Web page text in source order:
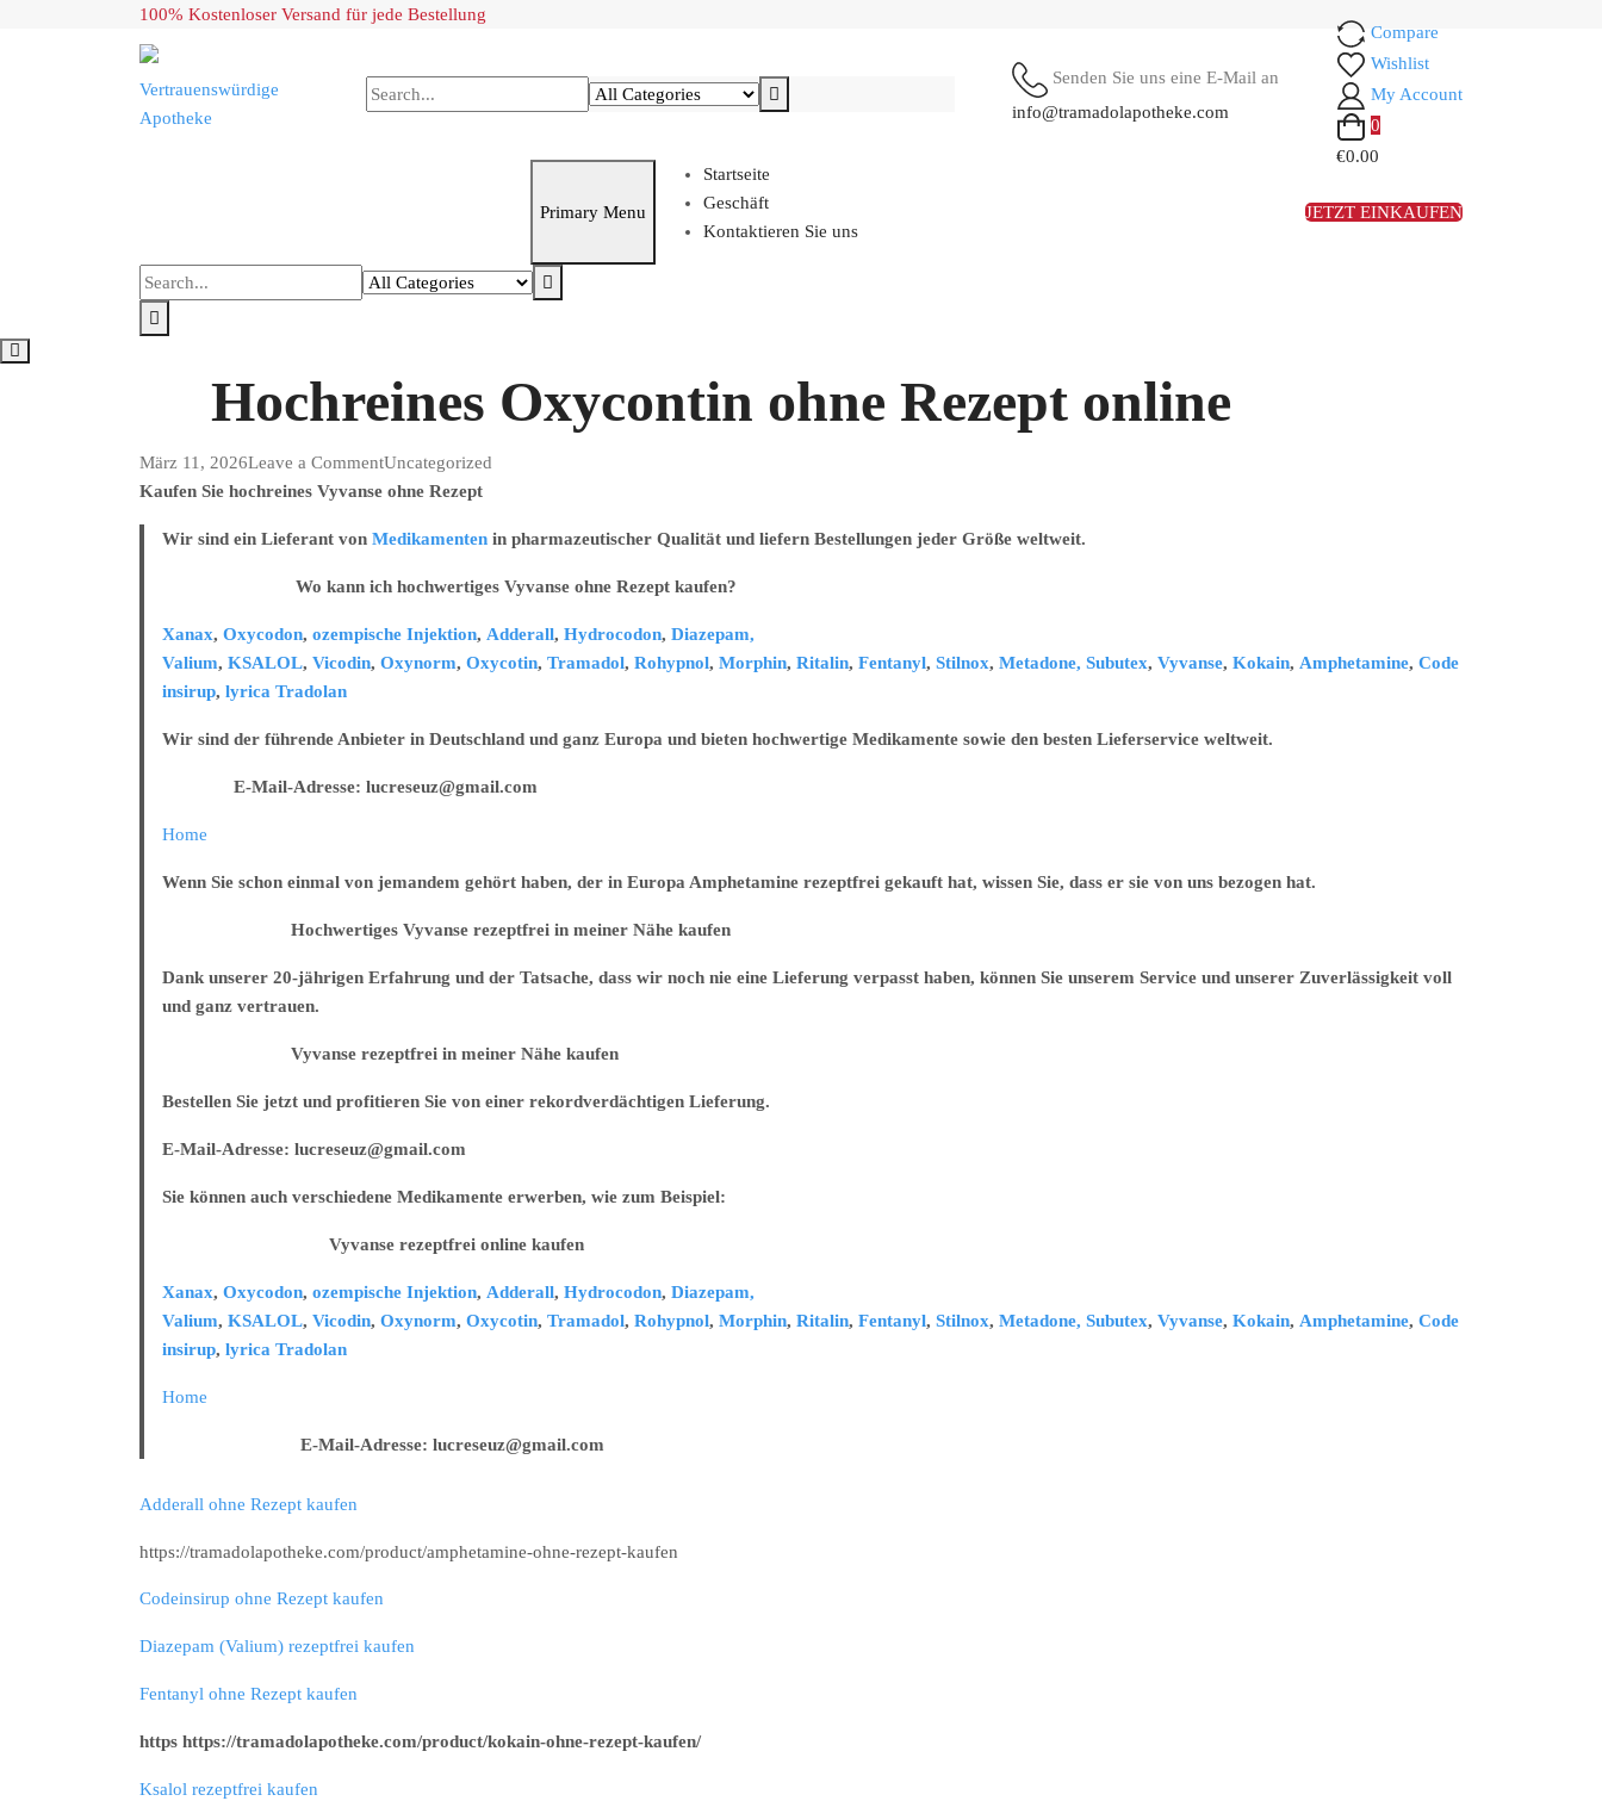
100% Kostenloser Versand für jede Bestellung
Vertrauenswürdige
Apotheke
Senden Sie uns eine E-Mail an
info@tramadolapotheke.com
Compare
Wishlist
My Account
0
€0.00
Primary Menu
Startseite
Geschäft
Kontaktieren Sie uns
JETZT EINKAUFEN
Hochreines Oxycontin ohne Rezept online
März 11, 2026Leave a Commenton
Hochreines
Rezept
online
Uncategorized
Kaufen Sie hochreines Vyvanse ohne Rezept
Wir sind ein Lieferant von Medikamentenin pharmazeutischer Qualität und liefern Bestellungen jeder Größe weltweit.
Wo kann ich hochwertiges Vyvanse ohne Rezept kaufen?
Xanax, Oxycodon, ozempische Injektion, Adderall, Hydrocodon, Diazepam,
Valium, KSALOL, Vicodin, Oxynorm, Oxycotin, Tramadol, Rohypnol, Morphin, Ritalin, Fentanyl, Stilnox, Metadone, Subutex, Vyvanse, Kokain, Amphetamine, Code
insirup, lyrica Tradolan
Wir sind der führende Anbieter in Deutschland und ganz Europa und bieten hochwertige Medikamente sowie den besten Lieferservice weltweit.
E-Mail-Adresse: lucreseuz@gmail.com
Home
Wenn Sie schon einmal von jemandem gehört haben, der in Europa Amphetamine rezeptfrei gekauft hat, wissen Sie, dass er sie von uns bezogen hat.
Hochwertiges Vyvanse rezeptfrei in meiner Nähe kaufen
Dank unserer 20-jährigen Erfahrung und der Tatsache, dass wir noch nie eine Lieferung verpasst haben, können Sie unserem Service und unserer Zuverlässigkeit voll
und ganz vertrauen.
Vyvanse rezeptfrei in meiner Nähe kaufen
Bestellen Sie jetzt und profitieren Sie von einer rekordverdächtigen Lieferung.
E-Mail-Adresse: lucreseuz@gmail.com
Sie können auch verschiedene Medikamente erwerben, wie zum Beispiel:
Vyvanse rezeptfrei online kaufen
Xanax, Oxycodon, ozempische Injektion, Adderall, Hydrocodon, Diazepam,
Valium, KSALOL, Vicodin, Oxynorm, Oxycotin, Tramadol, Rohypnol, Morphin, Ritalin, Fentanyl, Stilnox, Metadone, Subutex, Vyvanse, Kokain, Amphetamine, Code
insirup, lyrica Tradolan
Home
E-Mail-Adresse: lucreseuz@gmail.com
Adderall ohne Rezept kaufen
https://tramadolapotheke.com/product/amphetamine-ohne-rezept-kaufen
Codeinsirup ohne Rezept kaufen
Diazepam (Valium) rezeptfrei kaufen
Fentanyl ohne Rezept kaufen
https https://tramadolapotheke.com/product/kokain-ohne-rezept-kaufen/
Ksalol rezeptfrei kaufen